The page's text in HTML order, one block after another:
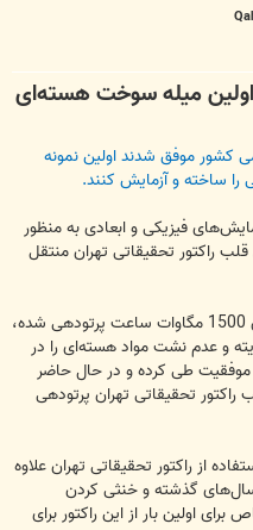
میله سوخت هسته‌ای
کشور موفق شدند اولین نمونه
ساخته و آزمایش کنند.
فیزیکی و ابعادی به منظور
راکتور تحقیقاتی تهران منتقل
بر این اساس، این میله سوخت که تاکنون 1500 مگاوات ساعت پرتودهی شده،
و عدم نشت مواد هسته‌ای را در
موفقیت طی کرده و در حال حاضر
تحقیقاتی تهران پرتودهی
از راکتور تحقیقاتی تهران علاوه
سال‌های گذشته و خنثی کردن
اولین بار از این راکتور برای